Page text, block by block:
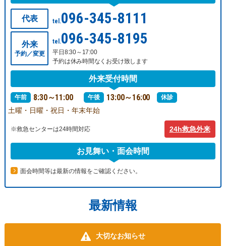
代表 tel.096-345-8111
外来
予約／変更
tel.096-345-8195
平日8:30～17:00
予約は休み時間なくお受け致します
外来受付時間
午前 8:30～11:00 午後 13:00～16:00 休診
土曜・日曜・祝日・年末年始
※救急センターは24時間対応 24h救急外来
お見舞い・面会時間
面会時間等は最新の情報をご確認ください。
最新情報
大切なお知らせ